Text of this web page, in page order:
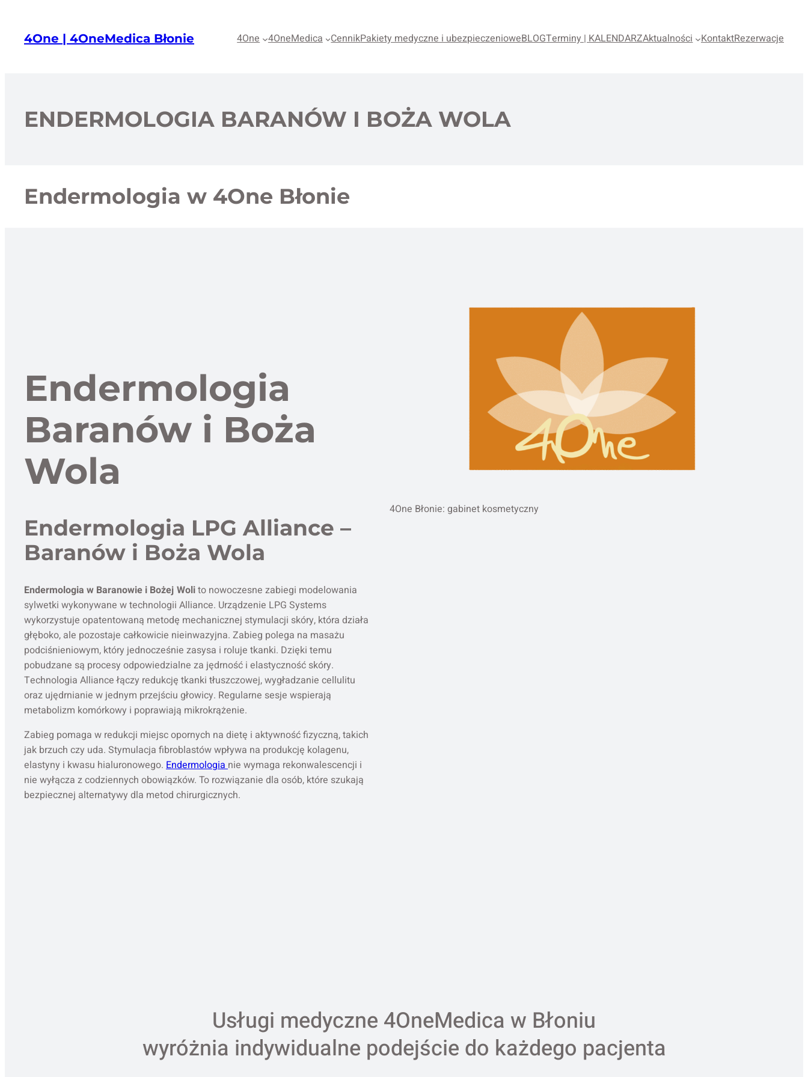
treści4One | 4OneMedica Błonie 4One 4OneMedica CennikPakiety medyczne i ubezpieczenioweBLOGTerminy | KALENDARZAktualności KontaktRezerwacje
ENDERMOLOGIA BARANÓW I BOŻA WOLA
Endermologia w 4One Błonie
Endermologia
Baranów i Boża
Wola
Endermologia LPG Alliance –
Baranów i Boża Wola
Endermologia w Baranowie i Bożej Wolito nowoczesne zabiegi modelowania
sylwetki wykonywane w technologii Alliance. Urządzenie LPG Systems
wykorzystuje opatentowaną metodę mechanicznej stymulacji skóry, która działa
głęboko, ale pozostaje całkowicie nieinwazyjna. Zabieg polega na masażu
podciśnieniowym, który jednocześnie zasysa i roluje tkanki. Dzięki temu
pobudzane są procesy odpowiedzialne za jędrność i elastyczność skóry.
Technologia Alliance łączy redukcję tkanki tłuszczowej, wygładzanie cellulitu
oraz ujędrnianie w jednym przejściu głowicy. Regularne sesje wspierają
metabolizm komórkowy i poprawiają mikrokrążenie.
Zabieg pomaga w redukcji miejsc opornych na dietę i aktywność fizyczną, takich
jak brzuch czy uda. Stymulacja fibroblastów wpływa na produkcję kolagenu,
elastyny i kwasu hialuronowego. Endermologianie wymaga rekonwalescencji i
nie wyłącza z codziennych obowiązków. To rozwiązanie dla osób, które szukają
bezpiecznej alternatywy dla metod chirurgicznych.
4One Błonie: gabinet kosmetyczny
Usługi medyczne 4OneMedica w Błoniu
wyróżnia indywidualne podejście do każdego pacjenta